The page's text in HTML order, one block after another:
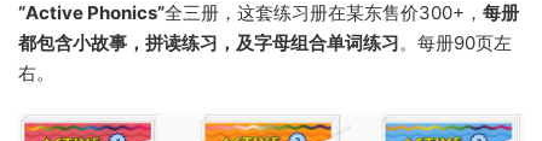
“Active Phonics”全三册，这套练习册在某东售价300+， 每册
都包含小故事，拼读练习，及字母组合单词练习。每册90页左
右。